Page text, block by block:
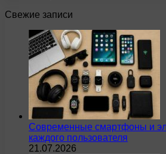
Свежие записи
Современные смартфоны и
каждого пользователя
21.07.2026